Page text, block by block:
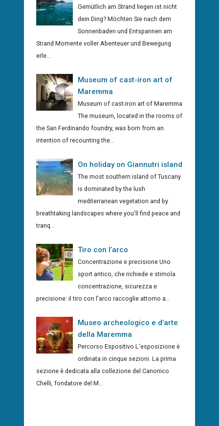
Gemütlich am Strand liegen ist nicht
dein Ding? Möchten Sie nach dem
Sonnenbaden und Entspannen am
Strand Momente voller Abenteuer und Bewegung
erle...
Museum of cast-iron art of
Maremma
Museum of cast-iron art of Maremma
The museum, located in the rooms of
the San Ferdinando foundry, was born from an
intention of recounting the...
On holiday on Giannutri island
The most southern island of Tuscany
is dominated by the lush
mediterranean vegetation and by
breathtaking landscapes where you'll find peace and
tranq...
Tiro con l’arco
Concentrazione e precisione Uno
sport antico, che richiede e stimola
concentrazione, sicurezza e
precisione: il tiro con l'arco raccoglie attorno a...
Museo archeologico e d’arte
della Maremma
Percorso Espositivo L'esposizione è
ordinata in cinque sezioni. La prima
sezione è dedicata alla collezione del Canonico
Chelli, fondatore del M...